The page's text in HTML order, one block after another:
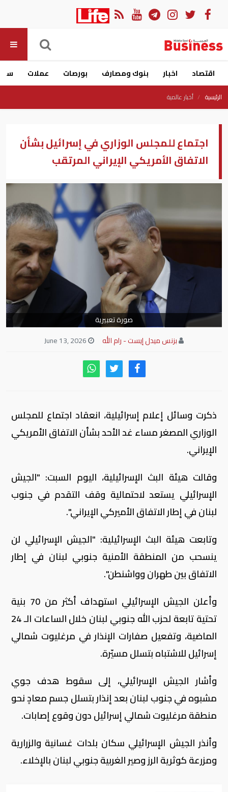
اقتصاد اخبار بنوك ومصارف بورصات عملات
الرئيسية أخبار عالمية
اجتماع للمجلس الوزاري في إسرائيل بشأن
الاتفاق الأمريكي الإيراني المرتقب
صورة تعبيرية
بزنس ميدل إيست - رام الله
ذكرت وسائل إعلام إسرائيلية، انعقاد اجتماع للمجلس
الوزاري المصغر مساء غد الأحد بشأن الاتفاق الأمريكي
الإيراني.
وقالت هيئة البث الإسرائيلية، اليوم السبت: "الجيش
الإسرائيلي يستعد لاحتمالية وقف التقدم في جنوب
لبنان في إطار الاتفاق الأميركي الإيراني".
وتابعت هيئة البث الإسرائيلية: "الجيش الإسرائيلي لن
ينسحب من المنطقة الأمنية جنوبي لبنان في إطار
الاتفاق بين طهران وواشنطن".
وأعلن الجيش الإسرائيلي استهداف أكثر من 70 بنية
تحتية تابعة لحزب الله جنوبي لبنان خلال الساعات الـ 24
الماضية، وتفعيل صفارات الإنذار في مرغليوت شمالي
إسرائيل للاشتباه بتسلل مسيّرة.
وأشار الجيش الإسرائيلي، إلى سقوط هدف جوي
مشبوه في جنوب لبنان بعد إنذار بتسلل جسم معادٍ نحو
منطقة مرغليوت شمالي إسرائيل دون وقوع إصابات.
وأنذر الجيش الإسرائيلي سكان بلدات غسانية والزرارية
ومزرعة كوثرية الرز وصير الغربية جنوبي لبنان بالإخلاء.